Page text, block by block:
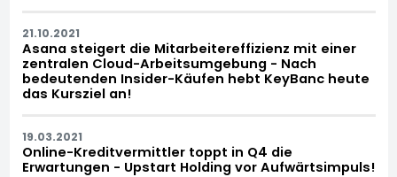
21.10.2021
Asana steigert die Mitarbeitereffizienz mit einer
zentralen Cloud-Arbeitsumgebung - Nach
bedeutenden Insider-Käufen hebt KeyBanc heute
das Kursziel an!
19.03.2021
Online-Kreditvermittler toppt in Q4 die
Erwartungen - Upstart Holding vor Aufwärtsimpuls!